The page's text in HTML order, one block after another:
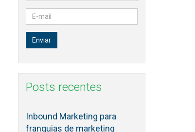
Posts recentes
Inbound Marketing para
franquias de marketing